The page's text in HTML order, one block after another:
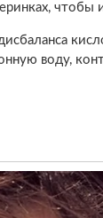
чтобы
воду,